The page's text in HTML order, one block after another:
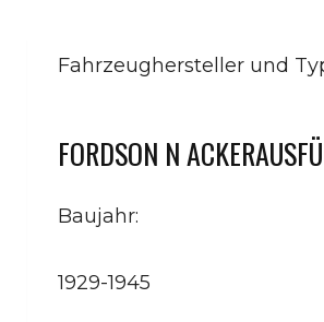
Fahrzeughersteller und
FORDSON N
Baujahr:
1929-1945